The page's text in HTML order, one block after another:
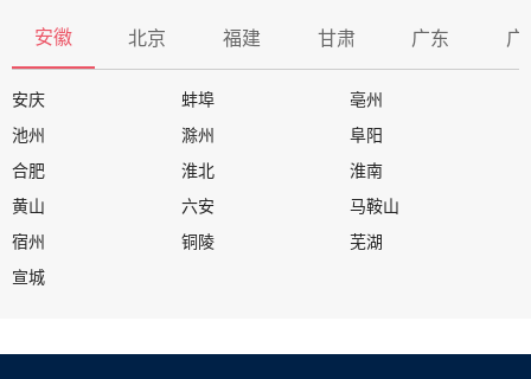
安徽 北京 福建 甘肃 广东 广
安庆 蚌埠
亳州
池州
滁州
阜阳
合肥
淮北
淮南
黄山
六安
马鞍山
宿州
铜陵
芜湖
宣城